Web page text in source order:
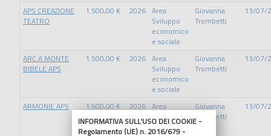
APS CREAZIONE
TEATRO
1.500,00 € 2026 Area
Sviluppo
economico
e sociale
Giovanna
Trombetti
13/07/
ARC.A MONTE
BIBELE APS
1.500,00 € 2026 Area
Sviluppo
economico
e sociale
Giovanna
Trombetti
13/07/
ARMONIE APS 1.500,00 € 2026 Area
Sviluppo
economico
Giovanna
Trombetti
13/07/
INFORMATIVA SULL'USO DEI COOKIE -
Regolamento (UE) n. 2016/679 -